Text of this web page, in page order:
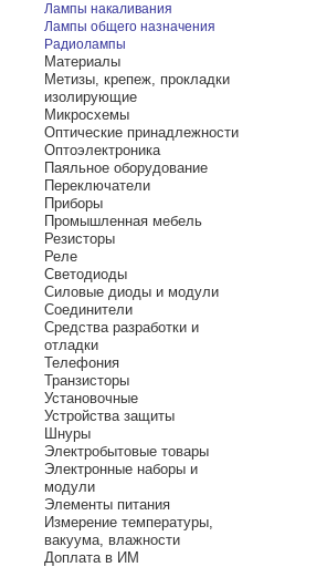
Лампы накаливания
Лампы общего назначения
Радиолампы
Материалы
Метизы, крепеж, прокладки
изолирующие
Микросхемы
Оптические принадлежности
Оптоэлектроника
Паяльное оборудование
Переключатели
Приборы
Промышленная мебель
Резисторы
Реле
Светодиоды
Силовые диоды и модули
Соединители
Средства разработки и
отладки
Телефония
Транзисторы
Установочные
Устройства защиты
Шнуры
Электробытовые товары
Электронные наборы и
модули
Элементы питания
Измерение температуры,
вакуума, влажности
Доплата в ИМ